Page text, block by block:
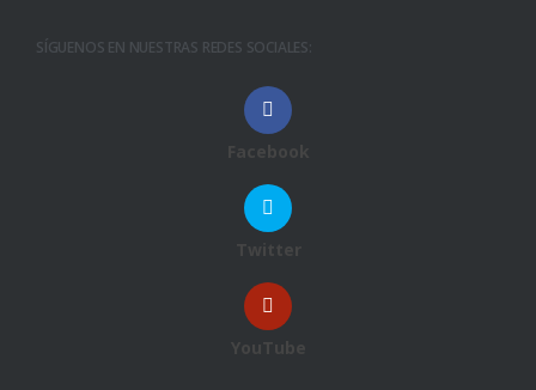
SÍGUENOS EN NUESTRAS REDES SOCIALES:
Facebook
Twitter
YouTube